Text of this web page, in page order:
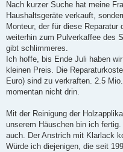
Nach kurzer Suche hat meine
Haushaltsgeräte verkauft,
Monteur, der für diese
weiterhin zum Pulverkaffee des
gibt schlimmeres.
Ich hoffe, bis Ende Juli haben
kleinen Preis. Die
Euro) sind zu verkraften. 2.5
momentan nicht drin.
Mit der Reinigung der
unserem Häuschen bin ich
auch. Der Anstrich mit Klarlack
Würde ich diejenigen, die seit